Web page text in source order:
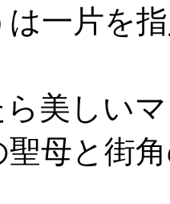
一片を
美しい
母と街